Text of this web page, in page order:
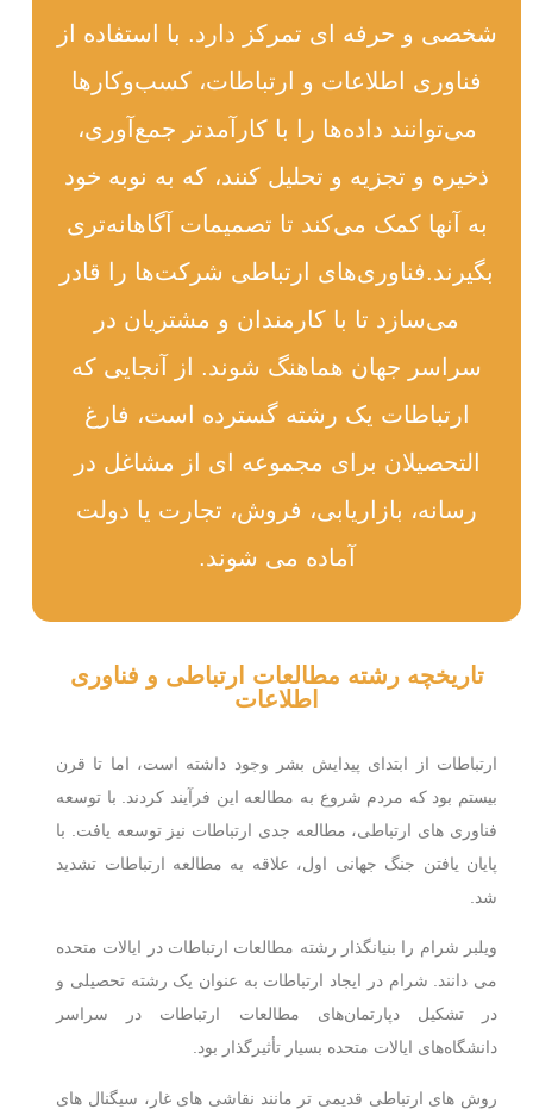
شخصی و حرفه ای تمرکز دارد. با استفاده از
فناوری اطلاعات و ارتباطات، کسب‌وکارها
می‌توانند داده‌ها را با کارآمدتر جمع‌آوری،
ذخیره و تجزیه و تحلیل کنند، که به نوبه خود
به آنها کمک می‌کند تا تصمیمات آگاهانه‌تری
بگیرند.فناوری‌های ارتباطی شرکت‌ها را قادر
می‌سازد تا با کارمندان و مشتریان در
سراسر جهان هماهنگ شوند. از آنجایی که
ارتباطات یک رشته گسترده است، فارغ
التحصیلان برای مجموعه ای از مشاغل در
رسانه، بازاریابی، فروش، تجارت یا دولت
آماده می شوند.
تاریخچه رشته مطالعات ارتباطی و فناوری
اطلاعات
ارتباطات از ابتدای پیدایش بشر وجود داشته است، اما تا قرن
بیستم بود که مردم شروع به مطالعه این فرآیند کردند. با توسعه
فناوری های ارتباطی، مطالعه جدی ارتباطات نیز توسعه یافت. با
پایان یافتن جنگ جهانی اول، علاقه به مطالعه ارتباطات تشدید
شد.
ویلبر شرام را بنیانگذار رشته مطالعات ارتباطات در ایالات متحده
می دانند. شرام در ایجاد ارتباطات به عنوان یک رشته تحصیلی و
در تشکیل دپارتمان‌های مطالعات ارتباطات در سراسر
دانشگاه‌های ایالات متحده بسیار تأثیرگذار بود.
روش های ارتباطی قدیمی تر مانند نقاشی های غار، سیگنال های